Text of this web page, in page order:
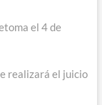
el 4 de
realizará el juicio